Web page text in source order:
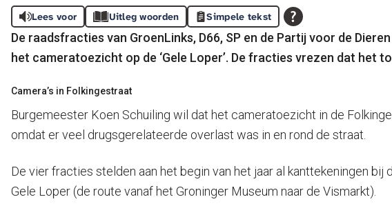
Lees voor Uitleg woorden Simpele tekst
De raadsfracties van GroenLinks, D66, SP en de Partij voor de
het cameratoezicht op de ‘Gele Loper’. De fracties vrezen dat het
Camera’s in Folkingestraat
Burgemeester Koen Schuiling wil dat het cameratoezicht in de
omdat er veel drugsgerelateerde overlast was in en rond de straat.
De vier fracties stelden aan het begin van het jaar al kanttekeningen
Gele Loper (de route vanaf het Groninger Museum naar de Vismarkt).